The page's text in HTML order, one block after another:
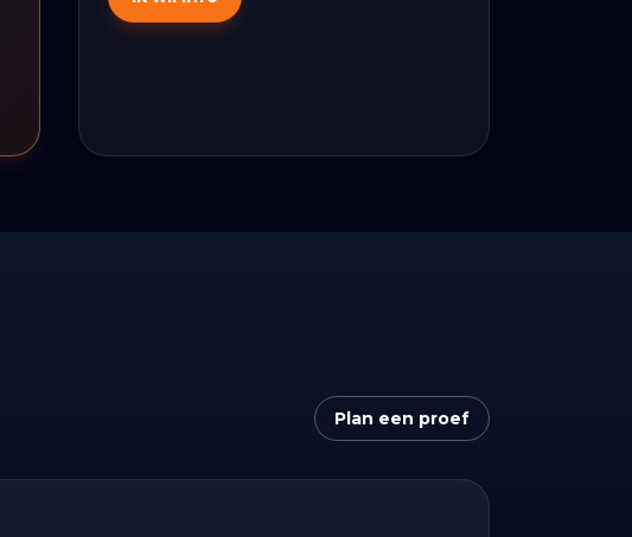
Plan een proef